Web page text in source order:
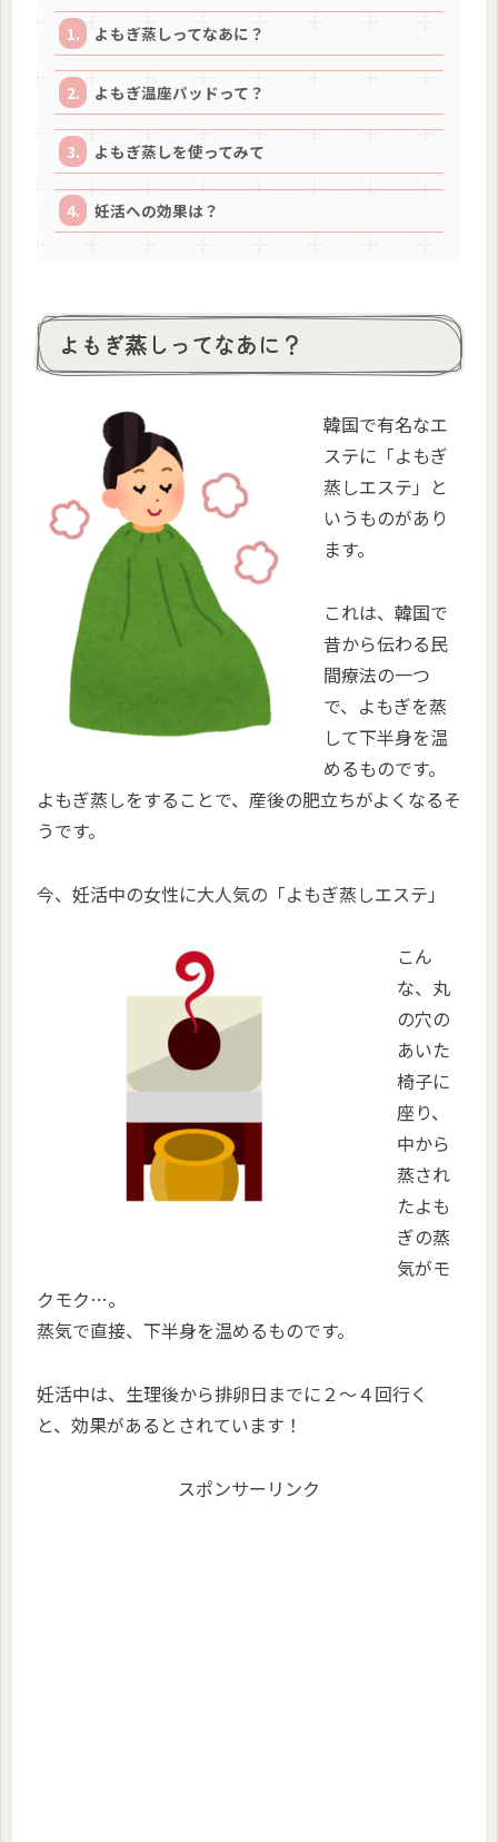
よもぎ蒸しってなあに？
よもぎ温座パッドって？
よもぎ蒸しを使ってみて
妊活への効果は？
よもぎ蒸しってなあに？
韓国で有名なエ
ステに「よもぎ
蒸しエステ」と
いうものがあり
ます。
これは、韓国で
昔から伝わる民
間療法の一つ
で、よもぎを蒸
して下半身を温
めるものです。
よもぎ蒸しをすることで、産後の肥立ちがよくなるそ
うです。
今、妊活中の女性に大人気の「よもぎ蒸しエステ」
こん
な、丸
の穴の
あいた
椅子に
座り、
中から
蒸され
たよも
ぎの蒸
気がモ
クモク…。
蒸気で直接、下半身を温めるものです。
妊活中は、生理後から排卵日までに２～４回行く
と、効果があるとされています！
スポンサーリンク